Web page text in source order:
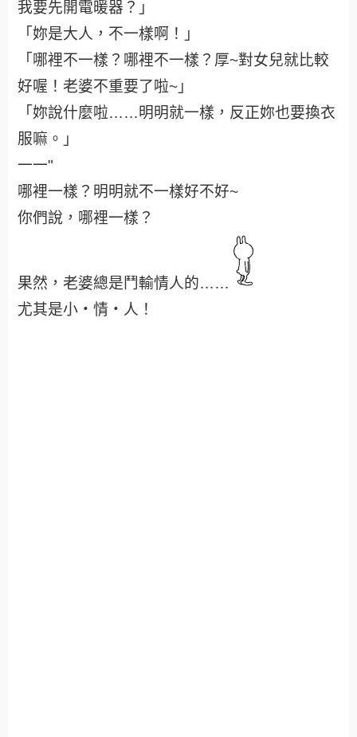
我要先開電暖器？」
「妳是大人，不一樣啊！」
「哪裡不一樣？哪裡不一樣？厚~對女兒就比較
好喔！老婆不重要了啦~」
「妳說什麼啦……明明就一樣，反正妳也要換衣
服嘛。」
一一"
哪裡一樣？明明就不一樣好不好~
你們說，哪裡一樣？
果然，老婆總是鬥輸情人的……
尤其是小‧情‧人！